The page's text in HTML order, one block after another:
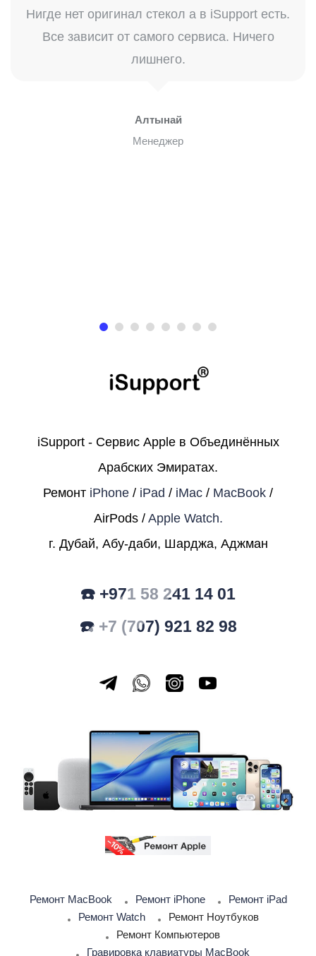
Нигде нет оригинал стекол а в iSupport есть.
Все зависит от самого сервиса. Ничего
лишнего.
Алтынай
Менеджер
iSupport - Сервис Apple в Объединённых
Арабских Эмиратах.
Ремонт iPhone / iPad / iMac / MacBook /
AirPods / Apple Watch.
г. Дубай, Абу-даби, Шарджа, Аджман
☎️ +971 58 241 14 01
☎️ +7 (707) 921 82 98
Ремонт MacBook Ремонт iPhone
Ремонт iPad
Ремонт Watch
Ремонт Ноутбуков
Ремонт Компьютеров
Гравировка клавиатуры MacBook